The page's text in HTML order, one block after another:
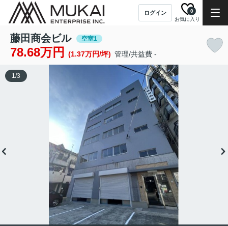
ログイン
お気に入り
0
藤田商会ビル 空室1
78.68万円 (1.37万円/坪) 管理/共益費 -
1/3